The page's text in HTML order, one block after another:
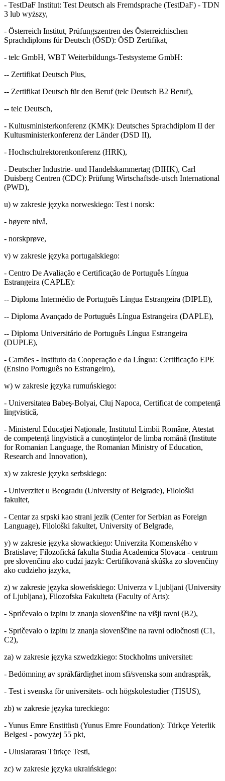
- TestDaF Institut: Test Deutsch als Fremdsprache (TestDaF) - TDN
3 lub wyższy,
- Österreich Institut, Prüfungszentren des Österreichischen
Sprachdiploms für Deutsch (ÖSD): ÖSD Zertifikat,
- telc GmbH, WBT Weiterbildungs-Testsysteme GmbH:
-- Zertifikat Deutsch Plus,
-- Zertifikat Deutsch für den Beruf (telc Deutsch B2 Beruf),
-- telc Deutsch,
- Kultusministerkonferenz (KMK): Deutsches Sprachdiplom II der
Kultusministerkonferenz der Länder (DSD II),
- Hochschulrektorenkonferenz (HRK),
- Deutscher Industrie- und Handelskammertag (DIHK), Carl
Duisberg Centren (CDC): Prüfung Wirtschaftsde-utsch International
(PWD),
u) w zakresie języka norweskiego: Test i norsk:
- høyere nivå,
- norskprøve,
v) w zakresie języka portugalskiego:
- Centro De Avaliação e Certificação de Português Língua
Estrangeira (CAPLE):
-- Diploma Intermédio de Português Língua Estrangeira (DIPLE),
-- Diploma Avançado de Português Língua Estrangeira (DAPLE),
-- Diploma Universitário de Português Língua Estrangeira
(DUPLE),
- Camões - Instituto da Cooperação e da Língua: Certificação EPE
(Ensino Português no Estrangeiro),
w) w zakresie języka rumuńskiego:
- Universitatea Babeş-Bolyai, Cluj Napoca, Certificat de competenţă
lingvistică,
- Ministerul Educaţiei Naţionale, Institutul Limbii Române, Atestat
de competenţă lingvistică a cunoştinţelor de limba română (Institute
for Romanian Language, the Romanian Ministry of Education,
Research and Innovation),
x) w zakresie języka serbskiego:
- Univerzitet u Beogradu (University of Belgrade), Filološki
fakultet,
- Centar za srpski kao strani jezik (Center for Serbian as Foreign
Language), Filološki fakultet, University of Belgrade,
y) w zakresie języka słowackiego: Univerzita Komenského v
Bratislave; Filozofická fakulta Studia Academica Slovaca - centrum
pre slovenčinu ako cudzí jazyk: Certifikovaná skúška zo slovenčiny
ako cudzieho jazyka,
z) w zakresie języka słoweńskiego: Univerza v Ljubljani (University
of Ljubljana), Filozofska Fakulteta (Faculty of Arts):
- Spričevalo o izpitu iz znanja slovenščine na višji ravni (B2),
- Spričevalo o izpitu iz znanja slovenščine na ravni odločnosti (C1,
C2),
za) w zakresie języka szwedzkiego: Stockholms universitet:
- Bedömning av språkfärdighet inom sfi/svenska som andraspråk,
- Test i svenska för universitets- och högskolestudier (TISUS),
zb) w zakresie języka tureckiego:
- Yunus Emre Enstitüsü (Yunus Emre Foundation): Türkçe Yeterlik
Belgesi - powyżej 55 pkt,
- Uluslararası Türkçe Testi,
zc) w zakresie języka ukraińskiego: